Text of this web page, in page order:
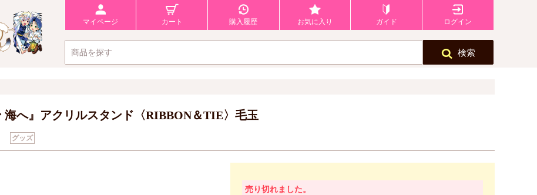
マイページ カート 購入履歴 お気に入り ガイド ログイン
検索
海へ』アクリルスタンド〈RIBBON＆TIE〉毛玉
グッズ
売り切れました。